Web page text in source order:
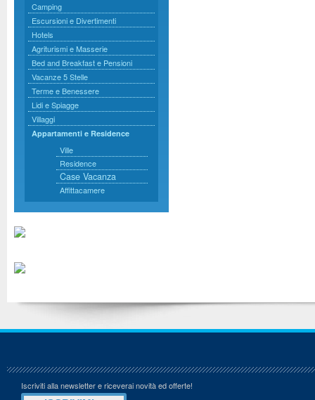
Camping
Escursioni e Divertimenti
Hotels
Agriturismi e Masserie
Bed and Breakfast e Pensioni
Vacanze 5 Stelle
Terme e Benessere
Lidi e Spiagge
Villaggi
Appartamenti e Residence
Ville
Residence
Case Vacanza
Affittacamere
Iscriviti alla newsletter e riceverai novità ed offerte!